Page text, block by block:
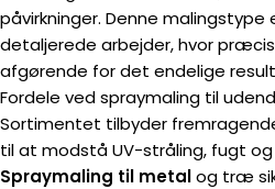
påvirkninger. Denne
detaljerede arbejder, hvor
afgørende for det endelige
Fordele ved spraymaling til
Sortimentet tilbyder
til at modstå UV-stråling, fugt
Spraymaling til metalog træ